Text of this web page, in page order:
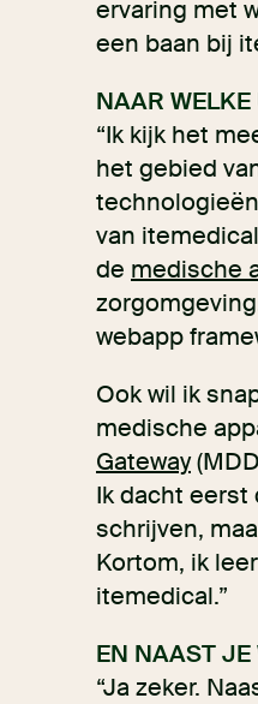
ervaring met
een baan bij
NAAR
“Ik kijk het
het gebied
van
de medische
webapp
Ook wil ik
medische
Gateway
Ik dacht
schrijven,
Kortom, ik
itemedical.”
EN NAAST JE
“Ja zeker.